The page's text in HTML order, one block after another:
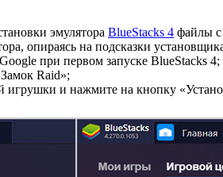
эмулятора BlueStacks 4 файлы с
опираясь на подсказки
при первом запуске BlueStacks 4;
Raid»;
игрушки и нажмите на кнопку